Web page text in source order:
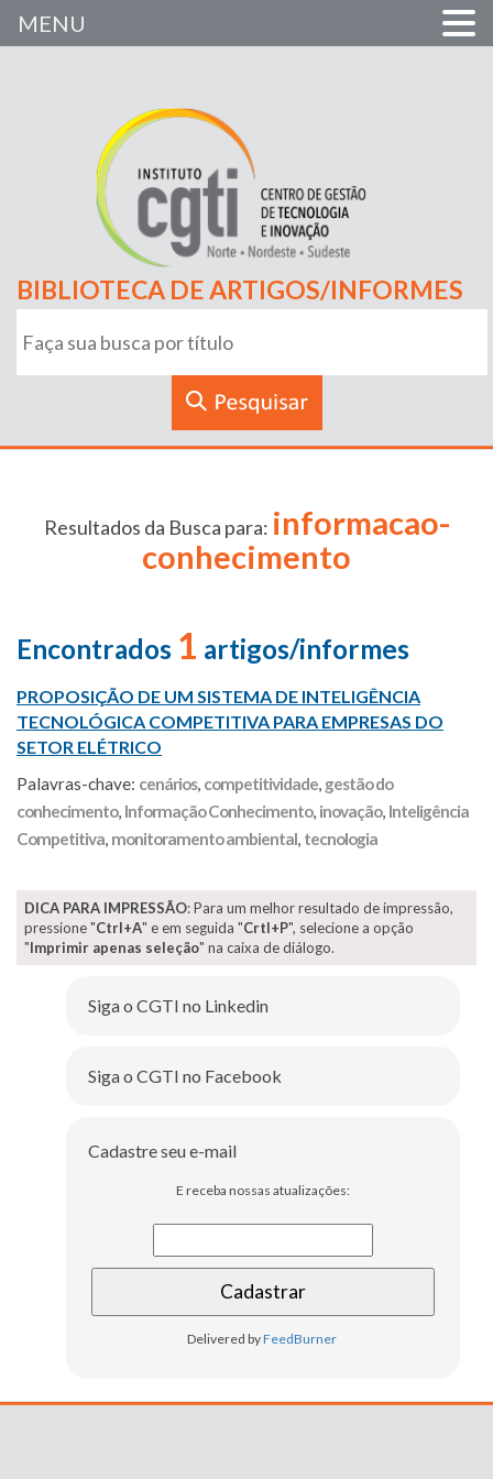
BIBLIOTECA DE ARTIGOS/INFORMES
Resultados da Busca para: informacao-
conhecimento
Encontrados 1 artigos/informes
PROPOSIÇÃO DE UM SISTEMA DE INTELIGÊNCIA
TECNOLÓGICA COMPETITIVA PARA EMPRESAS DO
SETOR ELÉTRICO
Palavras-chave: cenários, competitividade, gestão do
conhecimento, Informação Conhecimento, inovação, Inteligência
Competitiva, monitoramento ambiental, tecnologia
DICA PARA IMPRESSÃO: Para um melhor resultado de impressão,
pressione "Ctrl+A" e em seguida "Crtl+P", selecione a opção
"Imprimir apenas seleção" na caixa de diálogo.
Siga o CGTI no Linkedin
Siga o CGTI no Facebook
Cadastre seu e-mail
E receba nossas atualizações:
Delivered byFeedBurner
MENU